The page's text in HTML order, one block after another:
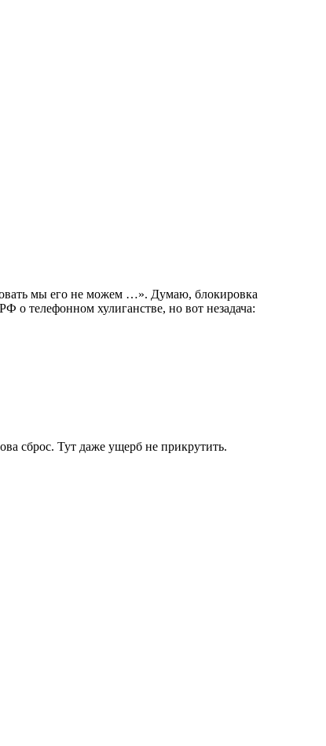
мы его не можем …». Думаю, блокировка
о телефонном хулиганстве, но вот незадача:
сброс. Тут даже ущерб не прикрутить.